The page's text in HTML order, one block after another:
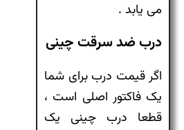
می یابد .
درب ضد سرقت چینی
اگر قیمت درب برای شما
یک فاکتور اصلی است ،
قطعا درب چینی یک